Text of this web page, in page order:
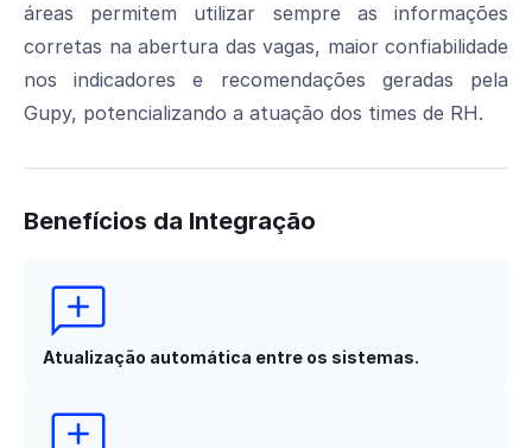
áreas permitem utilizar sempre as informações
corretas na abertura das vagas, maior confiabilidade
nos indicadores e recomendações geradas pela
Gupy, potencializando a atuação dos times de RH.
Benefícios da Integração
Atualização automática entre os sistemas.